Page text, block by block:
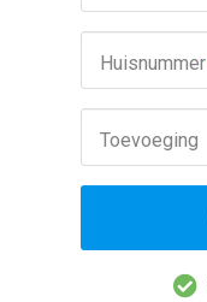
Huisnummer
Toevoeging